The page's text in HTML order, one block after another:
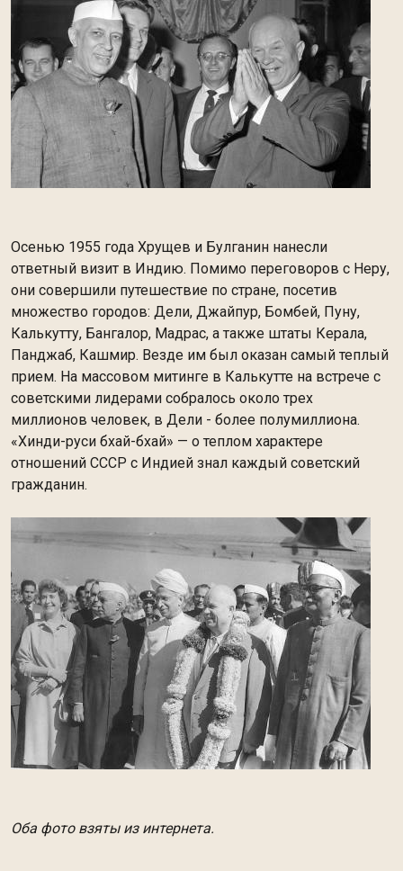
Осенью 1955 года Хрущев и Булганин нанесли
ответный визит в Индию. Помимо переговоров с Неру,
они совершили путешествие по стране, посетив
множество городов: Дели, Джайпур, Бомбей, Пуну,
Калькутту, Бангалор, Мадрас, а также штаты Керала,
Панджаб, Кашмир. Везде им был оказан самый теплый
прием. На массовом митинге в Калькутте на встрече с
советскими лидерами собралось около трех
миллионов человек, в Дели - более полумиллиона.
«Хинди-руси бхай-бхай» — о теплом характере
отношений СССР с Индией знал каждый советский
гражданин.
Оба фото взяты из интернета.